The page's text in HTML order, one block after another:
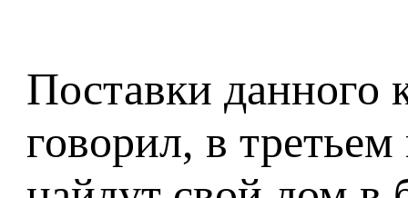
Поставки данного
говорил, в третьем